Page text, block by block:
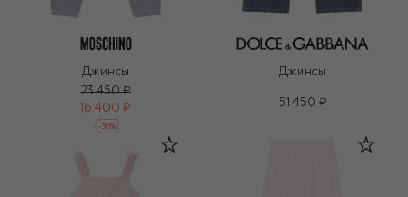
Джинсы
23 450 ₽
16 400 ₽
-30%
Джинсы
51 450 ₽